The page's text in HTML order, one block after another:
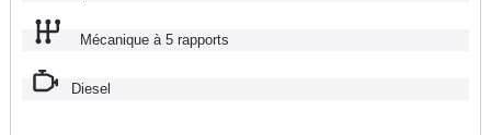
Mécanique à 5 rapports
Diesel